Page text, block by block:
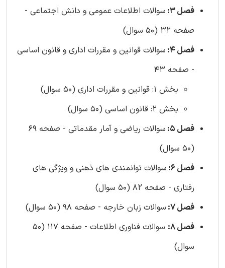
فصل 3:
سوالات اطلاعات عمومی و دانش اجتماعی -
صفحه 32 (50 سوال)
فصل 4:
سوالات قوانین و مقررات اداری و قانون اساسی
- صفحه 43
بخش 1: قوانین و مقررات اداری (50 سوال)
بخش 2: قانون اساسی (50 سوال)
فصل 5:
سوالات ریاضی و آمار مقدماتی - صفحه 69
(50 سوال)
فصل 6:
سوالات توانمندی های ذهنی و ویژگی های
رفتاری - صفحه 82 (50 سوال)
فصل 7:
سوالات زبان خارجه - صفحه 98 (50 سوال)
فصل 8:
سوالات فناوری اطلاعات - صفحه 117 (50
سوال)